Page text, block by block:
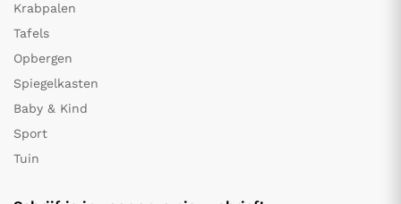
Krabpalen
Tafels
Opbergen
Spiegelkasten
Baby & Kind
Sport
Tuin